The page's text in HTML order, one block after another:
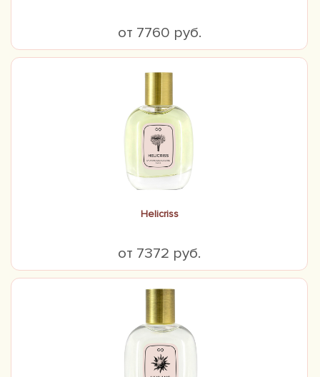
от 7760 руб.
Helicriss
от 7372 руб.